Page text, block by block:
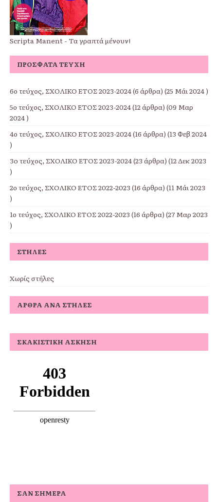
Scripta Manent - Τα γραπτά μένουν!
ΠΡΌΣΦΑΤΑ ΤΕΎΧΗ
6ο τεύχος, ΣΧΟΛΙΚΟ ΕΤΟΣ 2023-2024(6 άρθρα) (25 Μάι 2024 )
5ο τεύχος, ΣΧΟΛΙΚΟ ΕΤΟΣ 2023-2024(12 άρθρα) (09 Μαρ
2024 )
4ο τεύχος, ΣΧΟΛΙΚΟ ΕΤΟΣ 2023-2024(16 άρθρα) (13 Φεβ 2024
)
3o τεύχος, ΣΧΟΛΙΚΟ ΕΤΟΣ 2023-2024(23 άρθρα) (12 Δεκ 2023
)
2ο τεύχος, ΣΧΟΛΙΚΟ ΕΤΟΣ 2022-2023 (16 άρθρα) (11 Μάι 2023
)
1ο τεύχος, ΣΧΟΛΙΚΟ ΕΤΟΣ 2022-2023 (16 άρθρα) (27 Μαρ 2023
)
ΣΤΉΛΕΣ
Χωρίς στήλες
ΆΡΘΡΑ ΑΝΆ ΣΤΉΛΕΣ
ΣΚΑΚΙΣΤΙΚΉ ΆΣΚΗΣΗ
ΣΑΝ ΣΉΜΕΡΑ